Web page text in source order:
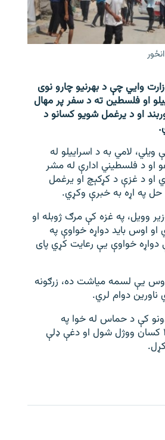
ټولې پاڼې
وايي چې د بهرنیو چارو نوی
او فلسطین ته د سفر پر مهال
او د یرغمل شویو کسانو د
لامي به د اسرايیلو له
او د فلسطیني ادارې له مشر
د غزې د کړکېچ او یرغمل
په اړه به خبرې وکړي.
وویل، په غزه کې مرګ ژوبله او
اوس باید دواړه خواوې په
خواوې یې رعایت کړي پای
یې لسمه میاشت ده، زرګونه
دوام لري.
کې د حماس له خوا په
اسراییلو کې شاوخوا ۱۲۰۰ کسان ووژل شول او دغې ډلې